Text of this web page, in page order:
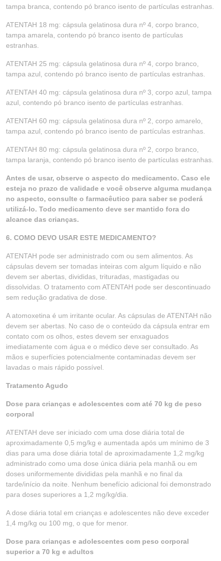
tampa branca, contendo pó branco isento de partículas estranhas.
ATENTAH 18 mg: cápsula gelatinosa dura nº 4, corpo branco,
tampa amarela, contendo pó branco isento de partículas
estranhas.
ATENTAH 25 mg: cápsula gelatinosa dura nº 4, corpo branco,
tampa azul, contendo pó branco isento de partículas estranhas.
ATENTAH 40 mg: cápsula gelatinosa dura nº 3, corpo azul, tampa
azul, contendo pó branco isento de partículas estranhas.
ATENTAH 60 mg: cápsula gelatinosa dura nº 2, corpo amarelo,
tampa azul, contendo pó branco isento de partículas estranhas.
ATENTAH 80 mg: cápsula gelatinosa dura nº 2, corpo branco,
tampa laranja, contendo pó branco isento de partículas estranhas.
Antes de usar, observe o aspecto do medicamento. Caso ele
esteja no prazo de validade e você observe alguma mudança
no aspecto, consulte o farmacêutico para saber se poderá
utilizá-lo. Todo medicamento deve ser mantido fora do
alcance das crianças.
6. COMO DEVO USAR ESTE MEDICAMENTO?
ATENTAH pode ser administrado com ou sem alimentos. As
cápsulas devem ser tomadas inteiras com algum líquido e não
devem ser abertas, divididas, trituradas, mastigadas ou
dissolvidas. O tratamento com ATENTAH pode ser descontinuado
sem redução gradativa de dose.
A atomoxetina é um irritante ocular. As cápsulas de ATENTAH não
devem ser abertas. No caso de o conteúdo da cápsula entrar em
contato com os olhos, estes devem ser enxaguados
imediatamente com água e o médico deve ser consultado. As
mãos e superfícies potencialmente contaminadas devem ser
lavadas o mais rápido possível.
Tratamento Agudo
Dose para crianças e adolescentes com até 70 kg de peso
corporal
ATENTAH deve ser iniciado com uma dose diária total de
aproximadamente 0,5 mg/kg e aumentada após um mínimo de 3
dias para uma dose diária total de aproximadamente 1,2 mg/kg
administrado como uma dose única diária pela manhã ou em
doses uniformemente divididas pela manhã e no final da
tarde/início da noite. Nenhum benefício adicional foi demonstrado
para doses superiores a 1,2 mg/kg/dia.
A dose diária total em crianças e adolescentes não deve exceder
1,4 mg/kg ou 100 mg, o que for menor.
Dose para crianças e adolescentes com peso corporal
superior a 70 kg e adultos